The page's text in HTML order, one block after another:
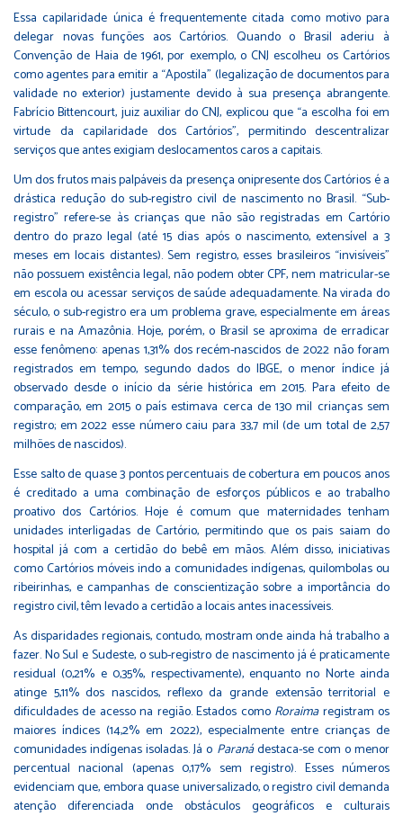
Essa capilaridade única é frequentemente citada como motivo para
delegar novas funções aos Cartórios. Quando o Brasil aderiu à
Convenção de Haia de 1961, por exemplo, o CNJ escolheu os Cartórios
como agentes para emitir a “Apostila” (legalização de documentos para
validade no exterior) justamente devido à sua presença abrangente.
Fabrício Bittencourt, juiz auxiliar do CNJ, explicou que “a escolha foi em
virtude da capilaridade dos Cartórios”, permitindo descentralizar
serviços que antes exigiam deslocamentos caros a capitais.
Um dos frutos mais palpáveis da presença onipresente dos Cartórios é a
drástica redução do sub-registro civil de nascimento no Brasil. “Sub-
registro” refere-se às crianças que não são registradas em Cartório
dentro do prazo legal (até 15 dias após o nascimento, extensível a 3
meses em locais distantes). Sem registro, esses brasileiros “invisíveis”
não possuem existência legal, não podem obter CPF, nem matricular-se
em escola ou acessar serviços de saúde adequadamente. Na virada do
século, o sub-registro era um problema grave, especialmente em áreas
rurais e na Amazônia. Hoje, porém, o Brasil se aproxima de erradicar
esse fenômeno: apenas 1,31% dos recém-nascidos de 2022 não foram
registrados em tempo, segundo dados do IBGE, o menor índice já
observado desde o início da série histórica em 2015. Para efeito de
comparação, em 2015 o país estimava cerca de 130 mil crianças sem
registro; em 2022 esse número caiu para 33,7 mil (de um total de 2,57
milhões de nascidos).
Esse salto de quase 3 pontos percentuais de cobertura em poucos anos
é creditado a uma combinação de esforços públicos e ao trabalho
proativo dos Cartórios. Hoje é comum que maternidades tenham
unidades interligadas de Cartório, permitindo que os pais saiam do
hospital já com a certidão do bebê em mãos. Além disso, iniciativas
como Cartórios móveis indo a comunidades indígenas, quilombolas ou
ribeirinhas, e campanhas de conscientização sobre a importância do
registro civil, têm levado a certidão a locais antes inacessíveis.
As disparidades regionais, contudo, mostram onde ainda há trabalho a
fazer. No Sul e Sudeste, o sub-registro de nascimento já é praticamente
residual (0,21% e 0,35%, respectivamente), enquanto no Norte ainda
atinge 5,11% dos nascidos, reflexo da grande extensão territorial e
dificuldades de acesso na região. Estados como Roraimaregistram os
maiores índices (14,2% em 2022), especialmente entre crianças de
comunidades indígenas isoladas. Já o Paranádestaca-se com o menor
percentual nacional (apenas 0,17% sem registro). Esses números
evidenciam que, embora quase universalizado, o registro civil demanda
atenção diferenciada onde obstáculos geográficos e culturais